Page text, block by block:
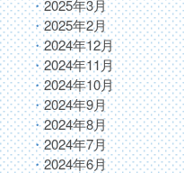
2025年3月
2025年2月
2024年12月
2024年11月
2024年10月
2024年9月
2024年8月
2024年7月
2024年6月